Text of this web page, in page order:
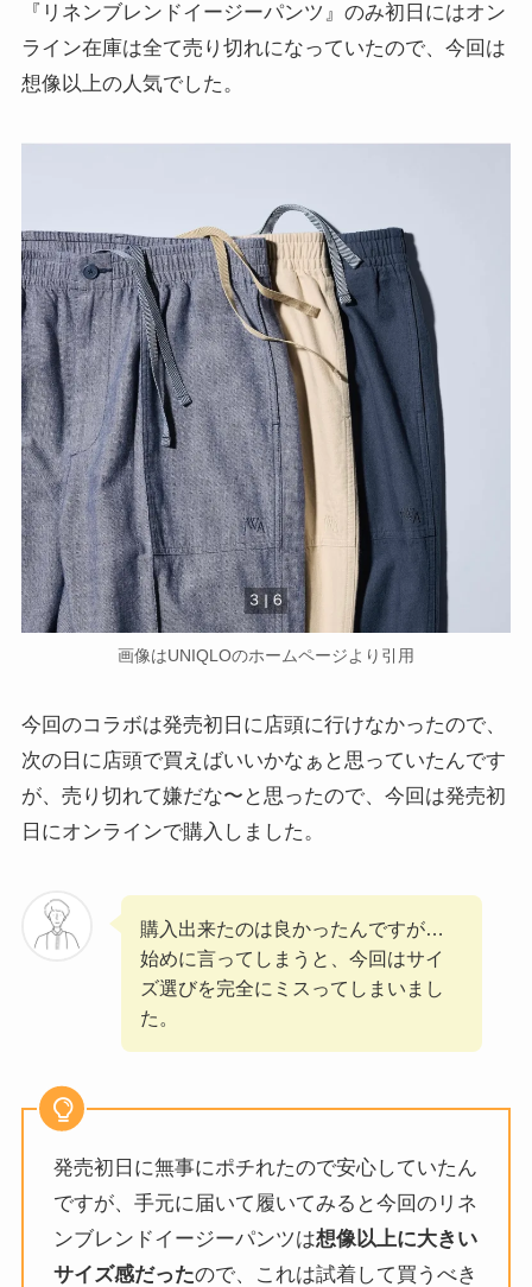
『リネンブレンドイージーパンツ』のみ初日にはオン
ライン在庫は全て売り切れになっていたので、今回は
想像以上の人気でした。
画像はUNIQLOのホームページより引用
今回のコラボは発売初日に店頭に行けなかったので、
次の日に店頭で買えばいいかなぁと思っていたんです
が、売り切れて嫌だな〜と思ったので、今回は発売初
日にオンラインで購入しました。
購入出来たのは良かったんですが…
始めに言ってしまうと、今回はサイ
ズ選びを完全にミスってしまいまし
た。
発売初日に無事にポチれたので安心していたん
ですが、手元に届いて履いてみると今回のリネ
ンブレンドイージーパンツは想像以上に大きい
サイズ感だったので、これは試着して買うべき